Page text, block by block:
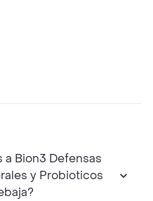
Bion3 Defensas
y Probioticos